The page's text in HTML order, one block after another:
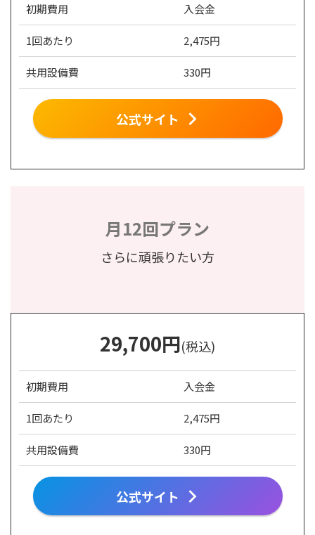
初期費用 入会金
1回あたり 2,475円
共用設備費 330円
公式サイト
月12回プラン
さらに頑張りたい方
29,700円(税込)
初期費用 入会金
1回あたり 2,475円
共用設備費 330円
公式サイト